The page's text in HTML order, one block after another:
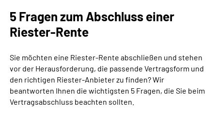
Suchen
Riester-Rechner
Erweiterte Suche
5 Fragen zum Abschluss einer
Riester-Rente
Sie möchten eine Riester-Rente abschließen und stehen
vor der Herausforderung, die passende Vertragsform und
den richtigen Riester-Anbieter zu finden? Wir
beantworten Ihnen die wichtigsten 5 Fragen, die Sie beim
Vertragsabschluss beachten sollten.